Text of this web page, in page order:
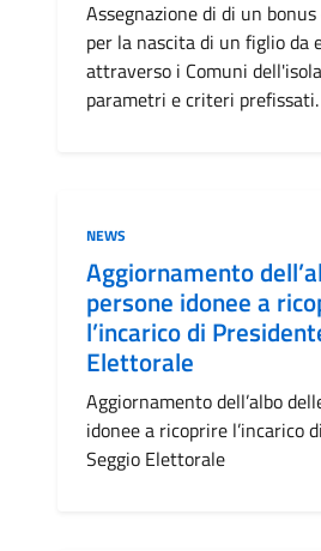
Assegnazione di di un
per la nascita di un figlio da
attraverso i Comuni
parametri e criteri prefissati.
Categoria:
NEWS
Aggiornamento
persone idonee a
l’incarico di
Elettorale
Aggiornamento dell’albo
idonee a ricoprire l’incarico
Seggio Elettorale